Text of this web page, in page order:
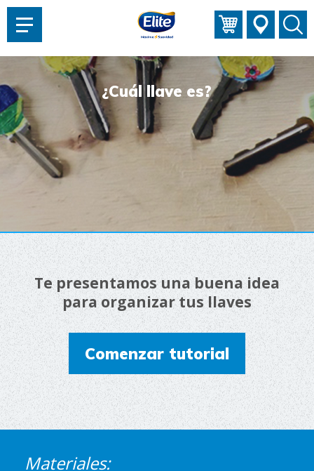
¿Cuál llave es?
Materiales:
Te presentamos una buena idea
para organizar tus llaves
Comenzar tutorial